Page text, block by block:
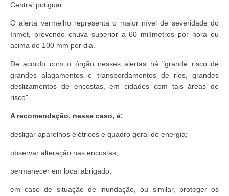
Central potiguar.
O alerta vermelho representa o maior nível de severidade do
Inmet, prevendo chuva superior a 60 milímetros por hora ou
acima de 100 mm por dia.
De acordo com o órgão nesses alertas há "grande risco de
grandes alagamentos e transbordamentos de rios, grandes
deslizamentos de encostas, em cidades com tais áreas de
risco".
A recomendação, nesse caso, é:
desligar aparelhos elétricos e quadro geral de energia;
observar alteração nas encostas;
permanecer em local abrigado;
em caso de situação de inundação, ou similar, proteger os